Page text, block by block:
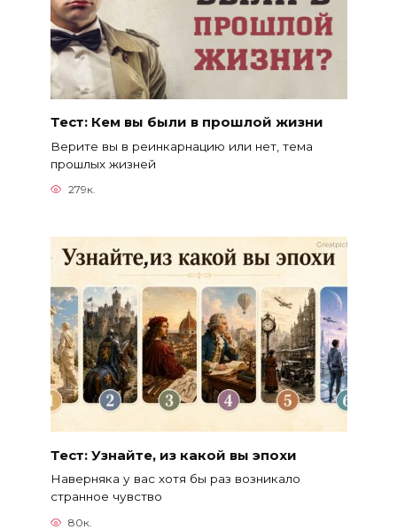
Тест: Кем вы были в прошлой жизни
Верите вы в реинкарнацию или нет, тема
прошлых жизней
279к.
Тест: Узнайте, из какой вы эпохи
Наверняка у вас хотя бы раз возникало
странное чувство
80к.